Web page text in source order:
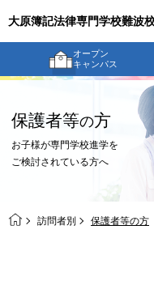
大原簿記法律専門学校難波
オープン
キャンパス
保護者等の方
お子様が専門学校進学を
ご検討されている方へ
訪問者別 保護者等の方